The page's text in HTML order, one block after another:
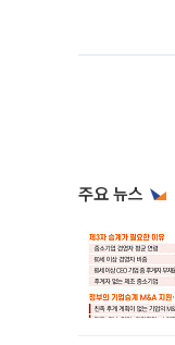
주요 뉴스